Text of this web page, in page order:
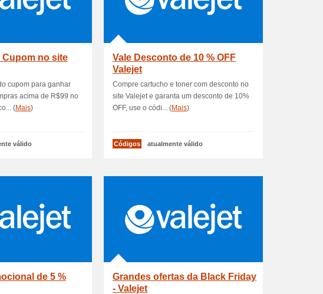
Cupom no site
cupom para ganhar
acima de R$99 no
(Mais)
válido
Vale Desconto de 10 % OFF
Valejet
Compre cartucho e toner com desconto no
site Valejet e garanta um desconto de 10%
OFF, use o códi... (Mais)
Códigos atualmente válido
de 5 %
Grandes ofertas da Black Friday
- Valejet